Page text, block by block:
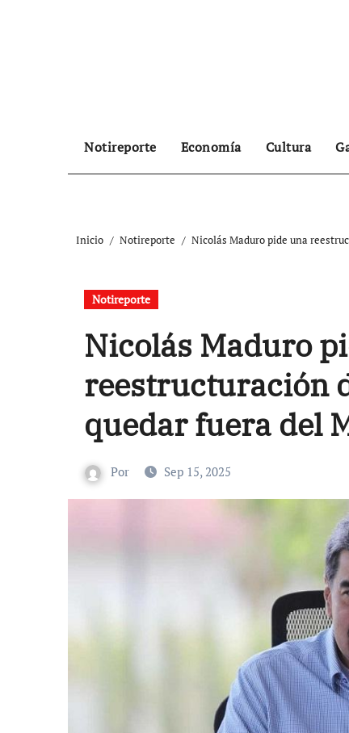
Notireporte Economía Cultura
Inicio Notireporte Nicolás Maduro pide una
Notireporte
Nicolás Maduro
reestructuración
quedar fuera del
Por Sep 15, 2025